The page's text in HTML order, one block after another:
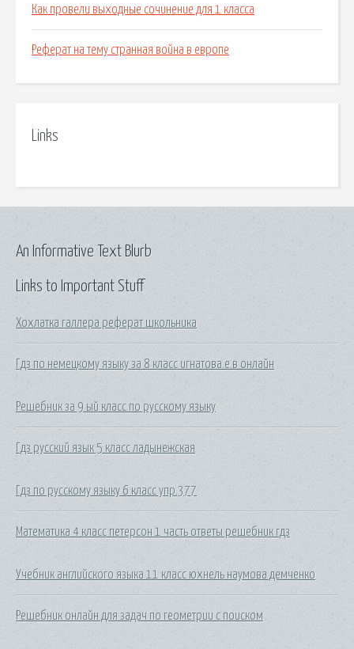
Как провели выходные сочинение для 1 класса
Реферат на тему странная война в европе
Links
Links to Important Stuff
Хохлатка галлера реферат школьника
Гдз по немецкому языку за 8 класс игнатова.е.в онлайн
Решебник за 9 ый класс по русскому языку
Гдз русский язык 5 класс ладынежская
Гдз по русскому языку 6 класс упр.377
Математика 4 класс петерсон 1 часть ответы решебник гдз
Учебник английского языка 11 класс юхнель наумова демченко
Решебник онлайн для задач по геометрии с поиском
An Informative Text Blurb